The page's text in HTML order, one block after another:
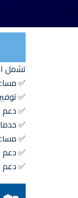
تشمل
✅
✅
✅ دعم
✅
✅
✅ دعم
✅ دعم